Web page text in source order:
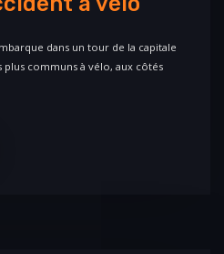
dans un tour de la capitale
communs à vélo, aux côtés